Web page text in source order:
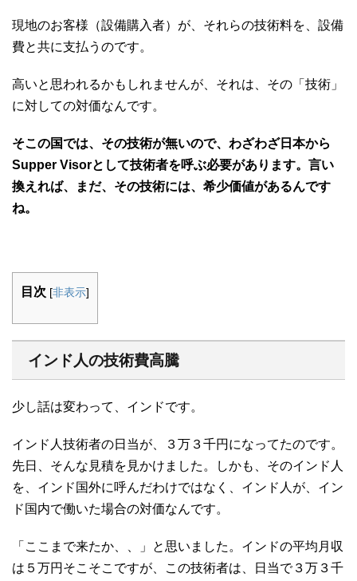
現地のお客様（設備購入者）が、それらの技術料を、設備
費と共に支払うのです。
高いと思われるかもしれませんが、それは、その「技術」
に対しての対価なんです。
そこの国では、その技術が無いので、わざわざ日本から
Supper Visorとして技術者を呼ぶ必要があります。言い
換えれば、まだ、その技術には、希少価値があるんです
ね。
目次 [非表示]
インド人の技術費高騰
少し話は変わって、インドです。
インド人技術者の日当が、３万３千円になってたのです。
先日、そんな見積を見かけました。しかも、そのインド人
を、インド国外に呼んだわけではなく、インド人が、イン
ド国内で働いた場合の対価なんです。
「ここまで来たか、、」と思いました。インドの平均月収
は５万円そこそこですが、この技術者は、日当で３万３千